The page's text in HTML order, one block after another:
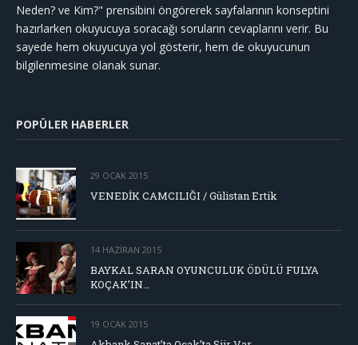
Neden? ve Kim?" prensibini öngörerek sayfalarının konseptini
hazırlarken okuyucuya soracağı soruların cevaplarını verir. Bu
sayede hem okuyucuya yol gösterir, hem de okuyucunun
bilgilenmesine olanak sunar.
POPÜLER HABERLER
29 OCAK 2015
VENEDİK CAMCILIĞI / Gülistan Ertik
14 HAZIRAN 2015
BAYKAL SARAN OYUNCULUK ÖDÜLÜ FULYA
KOÇAK’IN…
19 OCAK 2015